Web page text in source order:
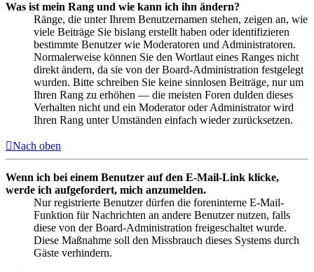
Was ist mein Rang und wie kann ich ihn ändern?
Ränge, die unter Ihrem Benutzernamen stehen, zeigen an, wie
viele Beiträge Sie bislang erstellt haben oder identifizieren
bestimmte Benutzer wie Moderatoren und Administratoren.
Normalerweise können Sie den Wortlaut eines Ranges nicht
direkt ändern, da sie von der Board-Administration festgelegt
wurden. Bitte schreiben Sie keine sinnlosen Beiträge, nur um
Ihren Rang zu erhöhen — die meisten Foren dulden dieses
Verhalten nicht und ein Moderator oder Administrator wird
Ihren Rang unter Umständen einfach wieder zurücksetzen.
Nach oben
Wenn ich bei einem Benutzer auf den E-Mail-Link klicke,
werde ich aufgefordert, mich anzumelden.
Nur registrierte Benutzer dürfen die foreninterne E-Mail-
Funktion für Nachrichten an andere Benutzer nutzen, falls
diese von der Board-Administration freigeschaltet wurde.
Diese Maßnahme soll den Missbrauch dieses Systems durch
Gäste verhindern.